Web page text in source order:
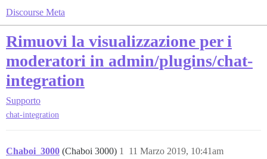
Discourse Meta
Rimuovi la visualizzazione per i
moderatori in admin/plugins/chat-
integration
Supporto
chat-integration
Chaboi_3000 (Chaboi 3000) 11 Marzo 2019, 10:41am
1